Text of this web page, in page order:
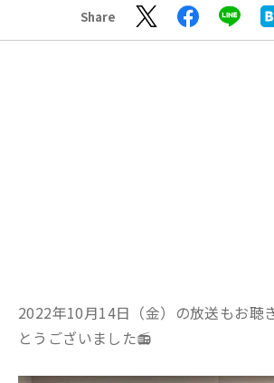
Share
2022年10月14日（金）の放送もお聴
とうございました📻